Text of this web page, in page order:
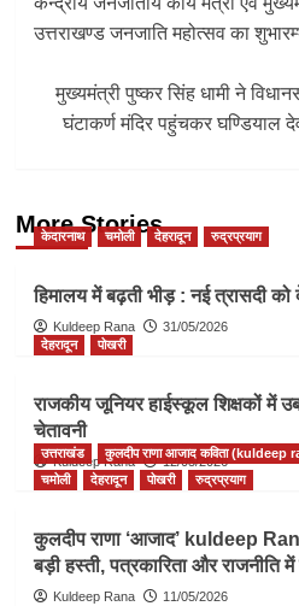
navigation
उत्तराखण्ड जनजाति महोत्सव का
मुख्यमंत्री पुष्कर सिंह धामी ने
घंटाकर्ण मंदिर पहुंचकर घण्डियाल
More Stories
केदारनाथ चमोली देहरादून रुद्रप्रयाग
हिमालय में बढ़ती भीड़ : नई त्रासदी को
Kuldeep Rana
31/05/2026
देहरादून
पोखरी
राजकीय जूनियर हाईस्कूल शिक्षकों में
चेतावनी
Kuldeep Rana 12/05/2026
उत्तराखंड कुलदीप राणा आजाद कविता (kuldeep
चमोली
देहरादून पोखरी रुद्रप्रयाग
कुलदीप राणा ‘आजाद’ kuldeep
बड़ी हस्ती, पत्रकारिता और राजनीति
Kuldeep Rana 11/05/2026